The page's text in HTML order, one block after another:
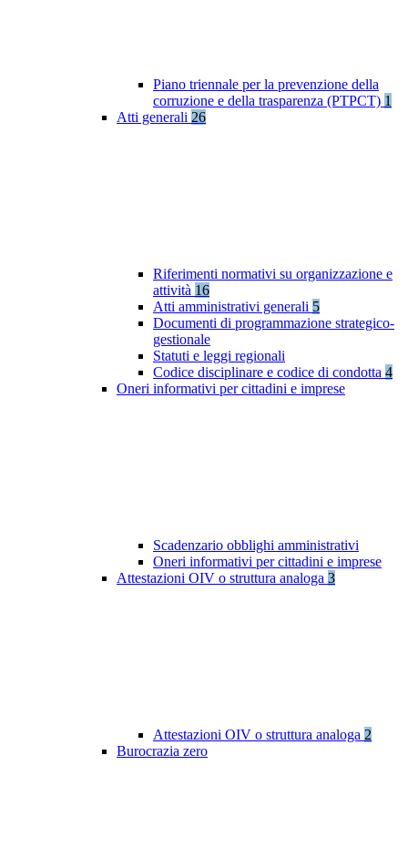
Piano triennale per la prevenzione della
corruzione e della trasparenza (PTPCT) 1
Atti generali 26
Riferimenti normativi su organizzazione e
attività 16
Atti amministrativi generali 5
Documenti di programmazione strategico-
gestionale
Statuti e leggi regionali
Codice disciplinare e codice di condotta 4
Oneri informativi per cittadini e imprese
Scadenzario obblighi amministrativi
Oneri informativi per cittadini e imprese
Attestazioni OIV o struttura analoga 3
Attestazioni OIV o struttura analoga 2
Burocrazia zero